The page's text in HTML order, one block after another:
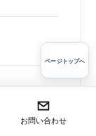
お問い合わせ
ページトップへ